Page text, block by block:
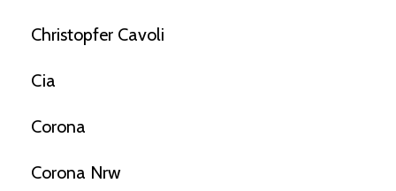
Christopfer Cavoli
Cia
Corona
Corona Nrw